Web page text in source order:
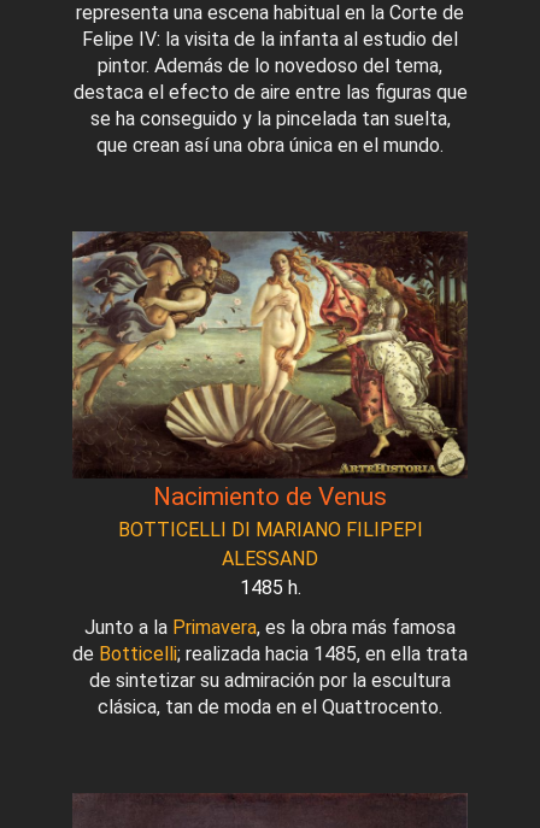
representa una escena habitual en la Corte de
Felipe IV: la visita de la infanta al estudio del
pintor. Además de lo novedoso del tema,
destaca el efecto de aire entre las figuras que
se ha conseguido y la pincelada tan suelta,
que crean así una obra única en el mundo.
Nacimiento de Venus
BOTTICELLI DI MARIANO FILIPEPI
ALESSAND
1485 h.
Junto a la Primavera, es la obra más famosa
de Botticelli; realizada hacia 1485, en ella trata
de sintetizar su admiración por la escultura
clásica, tan de moda en el Quattrocento.